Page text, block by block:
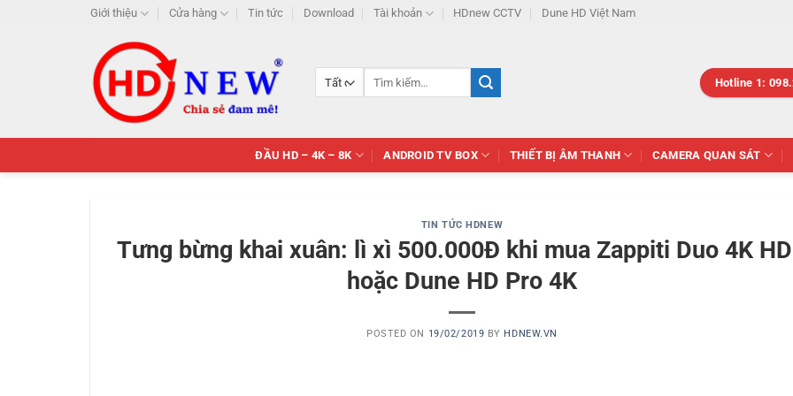
Giới thiệu Cửa hàng Tin tức Download Tài khoản HDnew CCTV Dune HD Việt Nam
Hotline 1:
ĐẦU HD – 4K – 8K ANDROID TV BOX THIẾT BỊ ÂM THANH CAMERA QUAN SÁT
TIN TỨC HDNEW
Tưng bừng khai xuân: lì xì 500.000Đ khi mua Zappiti Duo 4K
hoặc Dune HD Pro 4K
POSTED ON 19/02/2019 BY HDNEW.VN